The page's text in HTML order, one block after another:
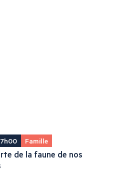
Famille
de la faune de nos